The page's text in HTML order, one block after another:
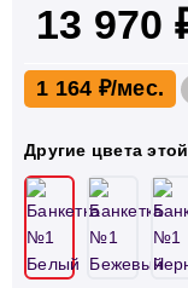
13 970
1 164 ₽
Другие цвета